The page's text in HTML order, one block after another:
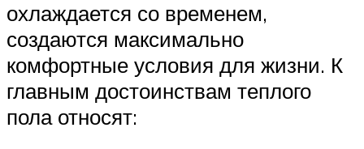
охлаждается со временем,
создаются максимально
комфортные условия для жизни. К
главным достоинствам теплого
пола относят: